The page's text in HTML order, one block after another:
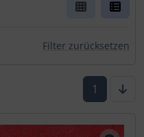
Filter zurücksetzen
1